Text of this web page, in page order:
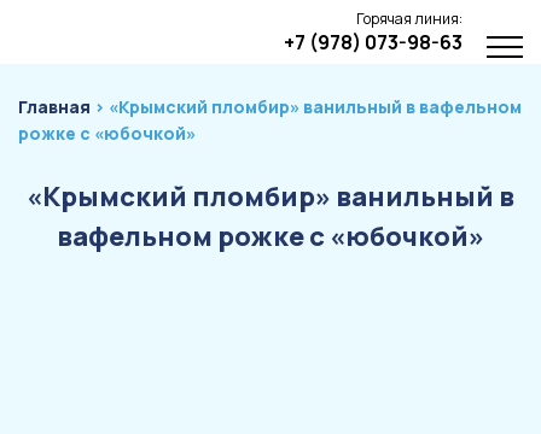
Горячая линия:
+7 (978) 073-98-63
Главная › «Крымский пломбир» ванильный в вафельном
рожке с «юбочкой»
«Крымский пломбир» ванильный в
вафельном рожке с «юбочкой»